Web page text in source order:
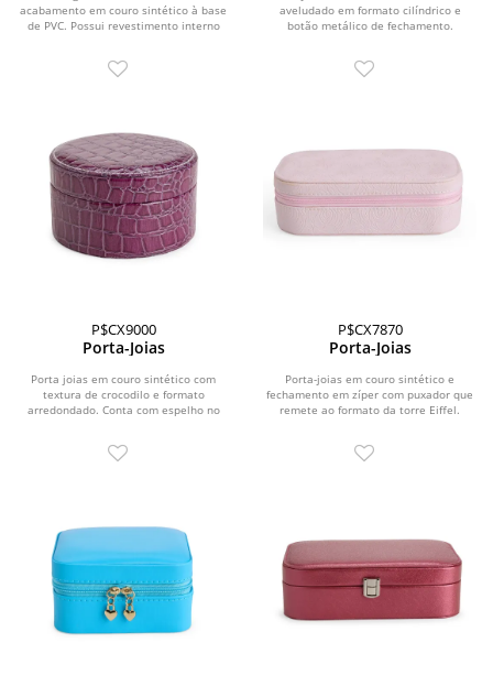
acabamento em couro sintético à base
de PVC. Possui revestimento interno
aveludado em formato cilíndrico e
botão metálico de fechamento.
P$CX9000
Porta-Joias
Porta joias em couro sintético com
textura de crocodilo e formato
arredondado. Conta com espelho no
P$CX7870
Porta-Joias
Porta-joias em couro sintético e
fechamento em zíper com puxador que
remete ao formato da torre Eiffel.